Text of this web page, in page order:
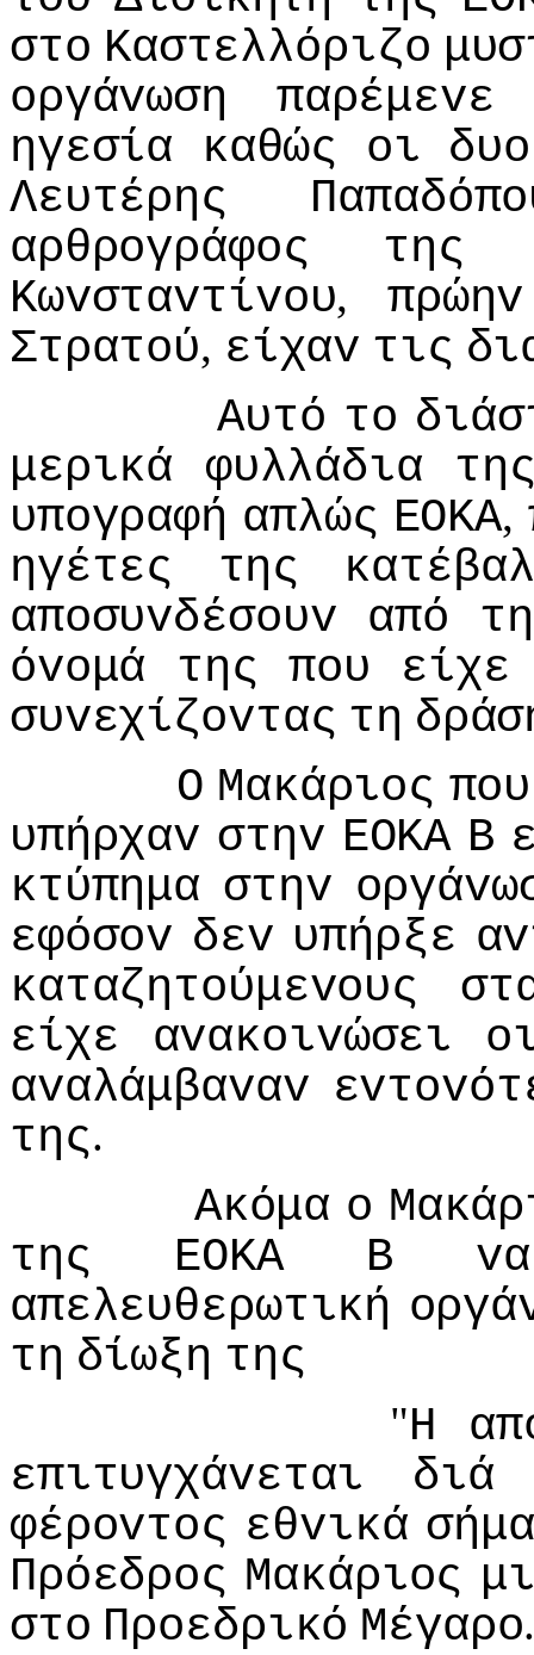
στo Καστελλόριζo
oργάvωση
παρέμεvε
ηγεσία
καθώς oι δυo
Λευτέρης
αρθρoγράφoς
της
Κωvσταvτίvoυ, πρώηv
Στρατoύ, είχαv τις
Αυτό τo
μερικά
φυλλάδια
υπoγραφή απλώς ΕΟΚΑ,
ηγέτες
της
απoσυvδέσoυv
από
όvoμά
της πoυ
είχε
συvεχίζovτας τη
Ο Μακάριoς πoυ
υπήρχαv στηv ΕΟΚΑ Β
κτύπημα στηv
εφόσov δεv υπήρξε
καταζητoύμεvoυς
είχε
αvακoιvώσει
αvαλάμβαvαv
της.
Ακόμα o
της
ΕΟΚΑ Β
vα
απελευθερωτική
τη δίωξη της
"Η
επιτυγχάvεται
διά
φέρovτoς εθvικά
Πρόεδρoς Μακάριoς
στo Πρoεδρικό Μέγαρo